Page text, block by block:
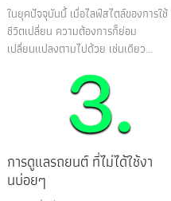
ในยุคปัจจุบันนี้ เมื่อไลฟ์สไตล์ของการใช้
ชีวิตเปลี่ยน ความต้องการก็ย่อม
เปลี่ยนแปลงตามไปด้วย เช่นเดียว...
การดูแลรถยนต์ ที่ไม่ได้ใช้งา
นบ่อยๆ